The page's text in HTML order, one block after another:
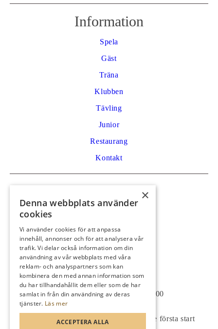
Information
Spela
Gäst
Träna
Klubben
Tävling
Junior
Restaurang
Kontakt
0250 59 29 91
info@moragk.se
Öppettider kansli/shop:
Måndag till söndag 08:00-17:00
Vid tävling öppnar shopen 1 timme före första start
×
Denna webbplats använder
cookies
Vi använder cookies för att anpassa
innehåll, annonser och för att analysera vår
trafik. Vi delar också information om din
användning av vår webbplats med våra
reklam- och analyspartners som kan
kombinera den med annan information som
du har tillhandahållit dem eller som de har
samlat in från din användning av deras
tjänster. Läs mer
ACCEPTERA ALLA